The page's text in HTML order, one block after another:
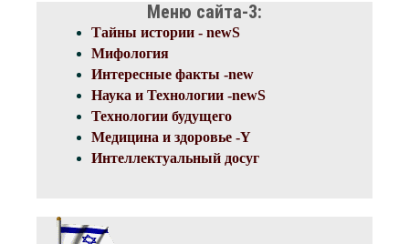
Меню сайта-3:
Тайны истории - newS
Мифология
Интересные факты -new
Наука и Технологии -newS
Технологии будущего
Медицина и здоровье -Y
Интеллектуальный досуг